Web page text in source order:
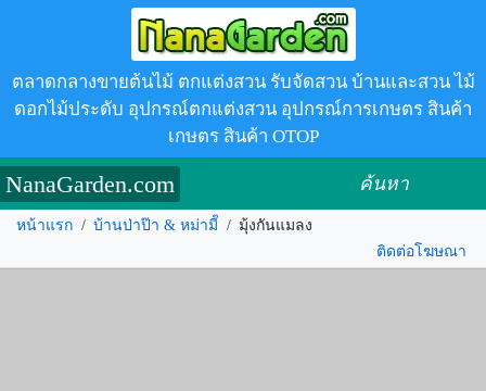
ตลาดกลางขายต้นไม้ ตกแต่งสวน รับจัดสวน บ้านและสวน ไม้
ดอกไม้ประดับ อุปกรณ์ตกแต่งสวน อุปกรณ์การเกษตร สินค้า
เกษตร สินค้า OTOP
NanaGarden.com ค้นหา
หน้าแรก / บ้านป่าป๊า & หม่ามี๊ / มุ้งกันแมลง
ติดต่อโฆษณา